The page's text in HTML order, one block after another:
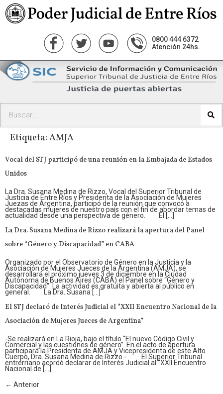
0800 444 6372
Atención 24hs.
Etiqueta: AMJA
Vocal del STJ participó de una reunión en la Embajada de Estados
Unidos
La Dra. Susana Medina de Rizzo, Vocal del Superior Tribunal de
Justicia de Entre Ríos y Presidenta de la Asociación de Mujeres
Juezas de Argentina, participó de la reunión que convocó a
destacadas mujeres de nuestro país con el fin de abordar temas de
actualidad desde una perspectiva de género. El […]
La Dra. Susana Medina de Rizzo realizará la apertura del Panel
sobre “Género y Discapacidad” en CABA
Organizado por el Observatorio de Género en la Justicia y la
Asociación de Mujeres Jueces de la Argentina (AMJA), se
desarrollará el próximo jueves 3 de diciembre en la Ciudad
Autónoma de Buenos Aires (CABA) el Panel sobre “Género y
Discapacidad”. La actividad es gratuita y abierta al público en
general. La Dra. Susana […]
El STJ declaró de Interés Judicial el “XXII Encuentro Nacional de la
Asociación de Mujeres Jueces de Argentina”
-Se realizará en La Rioja, bajo el título “El nuevo Código Civil y
Comercial y las cuestiones de género”. En el acto de apertura
participará la Presidenta de AMJA y Vicepresidenta de este Alto
Cuerpo, Dra. Susana Medina de Rizzo.- El Superior Tribunal
entrerriano acordó declarar de Interés Judicial al “XXII Encuentro
Nacional de […]
← Anterior